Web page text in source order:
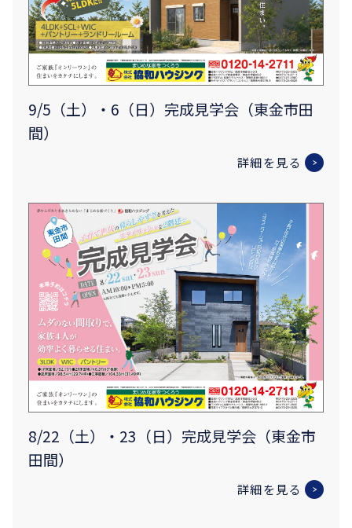
9/5（土）・6（日）完成見学会（東金市田
間）
詳細を見る
8/22（土）・23（日）完成見学会（東金市
田間）
詳細を見る